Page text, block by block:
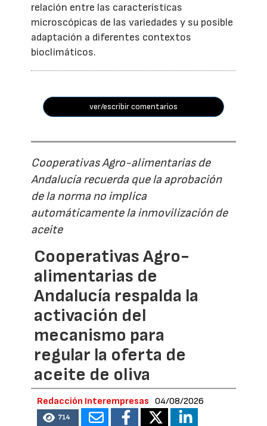
relación entre las características
microscópicas de las variedades y su posible
adaptación a diferentes contextos
bioclimáticos.
ver/escribir comentarios
Cooperativas Agro-alimentarias de
Andalucía recuerda que la aprobación
de la norma no implica
automáticamente la inmovilización de
aceite
Cooperativas Agro-
alimentarias de
Andalucía respalda la
activación del
mecanismo para
regular la oferta de
aceite de oliva
Redacción Interempresas 04/08/2026
714